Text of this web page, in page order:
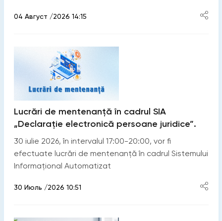
04 Август /2026 14:15
Lucrări de mentenanță în cadrul SIA
„Declarație electronică persoane juridice”.
30 iulie 2026, în intervalul 17:00-20:00, vor fi
efectuate lucrări de mentenanță în cadrul Sistemului
Informațional Automatizat
30 Июль /2026 10:51